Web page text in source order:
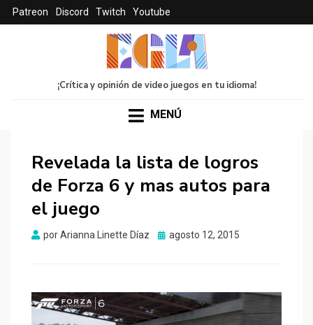
Patreon Discord Twitch Youtube
¡Crítica y opinión de video juegos en tu idioma!
MENÚ
Revelada la lista de logros
de Forza 6 y mas autos para
el juego
porArianna Linette Díaz
Publicado
agosto 12, 2015